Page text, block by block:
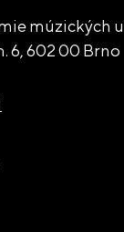
múzických
6,602 00 Brno